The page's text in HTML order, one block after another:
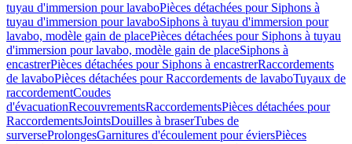
tuyau d'immersion pour lavaboPièces détachées pour Siphons à
tuyau d'immersion pour lavaboSiphons à tuyau d'immersion pour
lavabo, modèle gain de placePièces détachées pour Siphons à tuyau
d'immersion pour lavabo, modèle gain de placeSiphons à
encastrerPièces détachées pour Siphons à encastrerRaccordements
de lavaboPièces détachées pour Raccordements de lavaboTuyaux de
raccordementCoudes
d'évacuationRecouvrementsRaccordementsPièces détachées pour
RaccordementsJointsDouilles à braserTubes de
surverseProlongesGarnitures d'écoulement pour éviersPièces